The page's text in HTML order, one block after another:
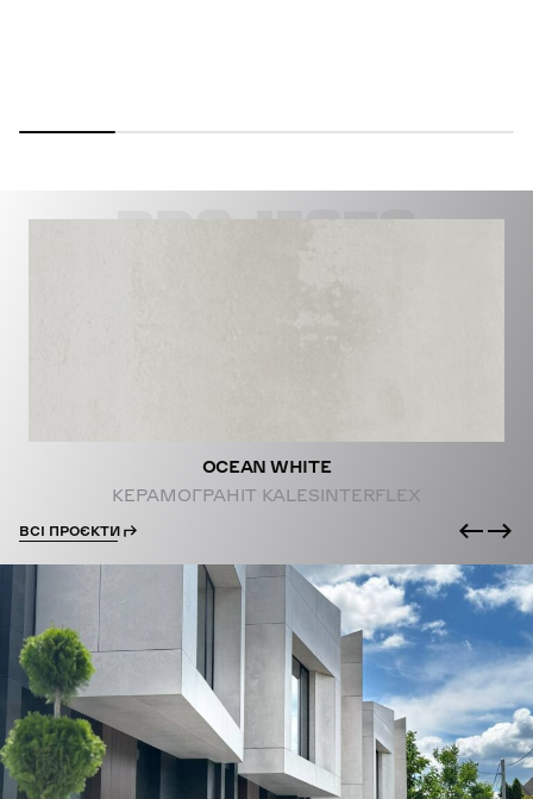
PROJECTS
OCEAN WHITE
КЕРАМОГРАНІТ KALESINTERFLEX
ВСІ ПРОЄКТИ